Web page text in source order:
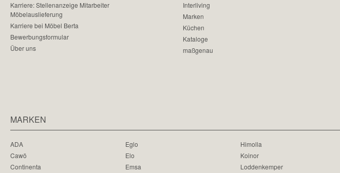
Karriere: Stellenanzeige Mitarbeiter
Möbelauslieferung
Karriere bei Möbel Berta
Bewerbungsformular
Über uns
Interliving
Marken
Küchen
Kataloge
maßgenau
MARKEN
ADA
Cawö
Continenta
Eglo
Elo
Emsa
Himolla
Koinor
Loddenkemper